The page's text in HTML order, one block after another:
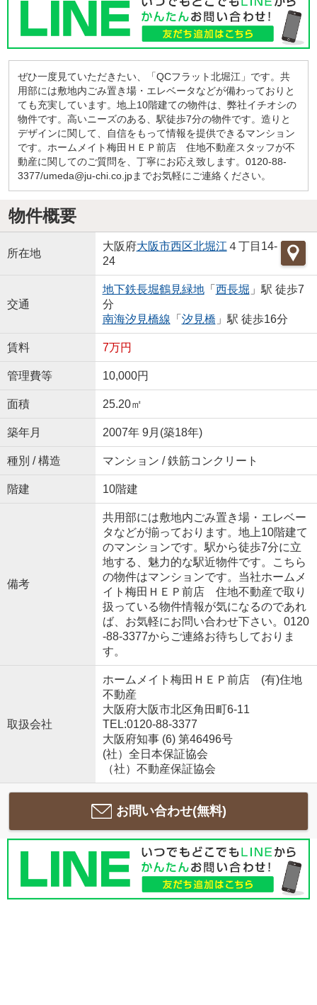
ぜひ一度見ていただきたい、「QCフラット北堀江」です。共
用部には敷地内ごみ置き場・エレベータなどが備わっておりと
ても充実しています。地上10階建ての物件は、弊社イチオシの
物件です。高いニーズのある、駅徒歩7分の物件です。造りと
デザインに関して、自信をもって情報を提供できるマンション
です。ホームメイト梅田ＨＥＰ前店 住地不動産スタッフが不
動産に関してのご質問を、丁寧にお応え致します。0120-88-
3377/umeda@ju-chi.co.jpまでお気軽にご連絡ください。
物件概要
所在地
大阪府大阪市西区北堀江 ４丁目14-
24
交通
地下鉄長堀鶴見緑地「 西長堀 」駅 徒歩7
分
南海汐見橋線 「 汐見橋 」駅 徒歩16分
賃料 7万円
管理費等 10,000円
面積 25.20㎡
築年月 2007年 9月(築18年)
種別 / 構造 マンション / 鉄筋コンクリート
階建 10階建
備考
共用部には敷地内ごみ置き場・エレベー
タなどが揃っております。地上10階建て
のマンションです。駅から徒歩7分に立
地する、魅力的な駅近物件です。こちら
の物件はマンションです。当社ホームメ
イト梅田ＨＥＰ前店 住地不動産で取り
扱っている物件情報が気になるのであれ
ば、お気軽にお問い合わせ下さい。0120
-88-3377からご連絡お待ちしておりま
す。
取扱会社
ホームメイト梅田ＨＥＰ前店 (有)住地
不動産
大阪府大阪市北区角田町6-11
TEL:0120-88-3377
大阪府知事 (6) 第46496号
(社）全日本保証協会
（社）不動産保証協会
お問い合わせ(無料)